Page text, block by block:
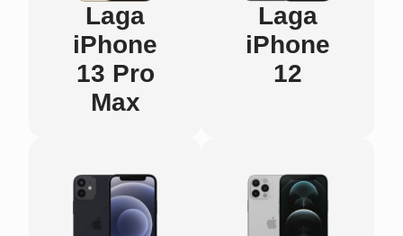
Laga
iPhone
13 Pro
Max
Laga
iPhone
12